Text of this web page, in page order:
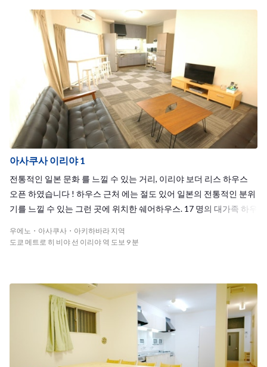
아사쿠사 이리야 1
전통적인 일본 문화 를 느낄 수 있는 거리, 이리야 보더 리스 하우스
오픈 하였습니다 ! 하우스 근처 에는 절도 있어 일본의 전통적인 분위
기를 느낄 수 있는 그런 곳에 위치한 쉐어하우스. 17 명의 대가족 하우
하우스 에 !
우에노・아사쿠사・아키하바라 지역
도쿄 메트로 히 비야 선 이리야 역 도보 9 분